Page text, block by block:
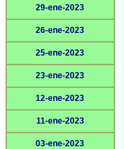
29-ene-2023
26-ene-2023
25-ene-2023
23-ene-2023
12-ene-2023
11-ene-2023
03-ene-2023